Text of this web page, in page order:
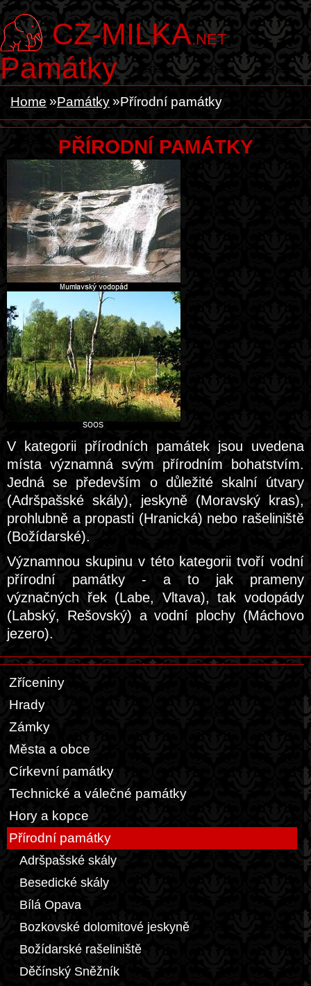
CZ-MILKA.NET
Památky
Home Památky Přírodní památky
PŘÍRODNÍ PAMÁTKY
V kategorii přírodních památek jsou uvedena
místa významná svým přírodním bohatstvím.
Jedná se především o důležité skalní útvary
(Adršpašské skály), jeskyně (Moravský kras),
prohlubně a propasti (Hranická) nebo rašeliniště
(Božídarské).
Významnou skupinu v této kategorii tvoří vodní
přírodní památky - a to jak prameny
význačných řek (Labe, Vltava), tak vodopády
(Labský, Rešovský) a vodní plochy (Máchovo
jezero).
Zříceniny
Hrady
Zámky
Města a obce
Církevní památky
Technické a válečné památky
Hory a kopce
Přírodní památky
Adršpašské skály
Besedické skály
Bílá Opava
Bozkovské dolomitové jeskyně
Božídarské rašeliniště
Děčínský Sněžník